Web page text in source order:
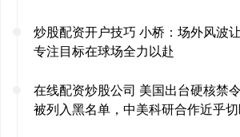
炒股配资开户技巧 小桥：场外风波
专注目标在球场全力以赴
在线配资炒股公司 美国出台硬核禁
被列入黑名单，中美科研合作近乎